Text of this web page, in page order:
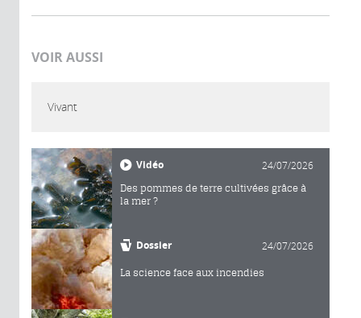
VOIR AUSSI
Vivant
Vidéo 24/07/2026
Des pommes de terre cultivées grâce à
la mer ?
Dossier 24/07/2026
La science face aux incendies